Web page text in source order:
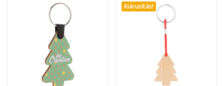
Kiárusítás!